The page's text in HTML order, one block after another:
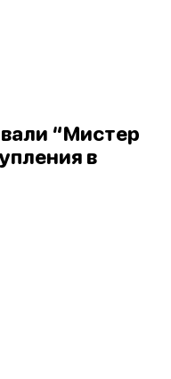
“Мистер
в